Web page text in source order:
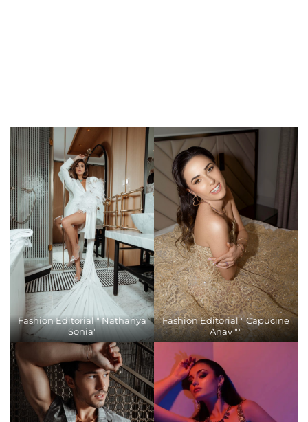
Fashion Editorial " Nathanya
Sonia"
Fashion Editorial " Capucine
Anav ""